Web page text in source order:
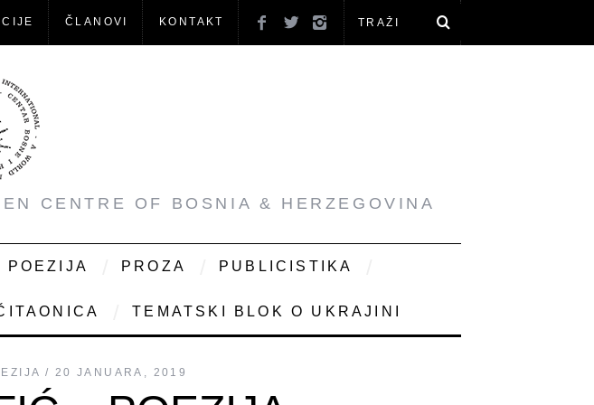
ČLANOVI KONTAKT
CENTRE OF BOSNIA & HERZEGOVINA
POEZIJA PROZA PUBLICISTIKA
TEMATSKI BLOK O UKRAJINI
20 JANUARA, 2019